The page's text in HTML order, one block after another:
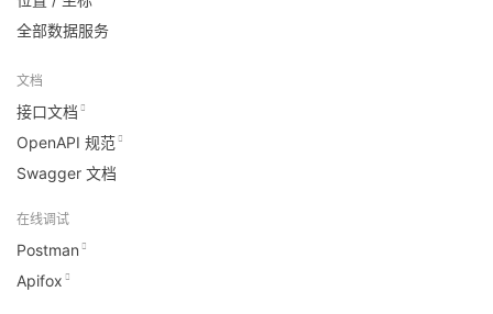
全部数据服务
文档
接口文档
OpenAPI 规范
Swagger 文档
在线调试
Postman
Apifox